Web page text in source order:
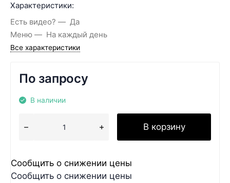
Характеристики:
Есть видео?
Да
Меню
На каждый день
Все характеристики
По запросу
В наличии
В корзину
Сообщить о снижении цены
Сообщить о снижении цены